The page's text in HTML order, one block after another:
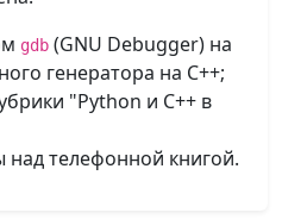
gdb (GNU Debugger) на
генератора на C++;
"Python и C++ в
телефонной книгой.